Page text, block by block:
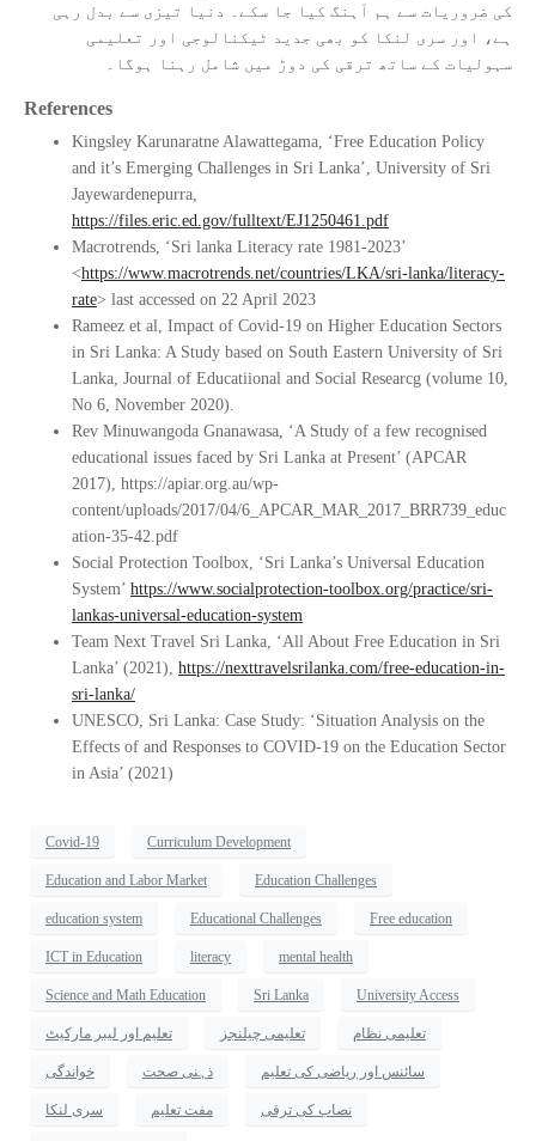
کی ضروریات سے ہم آہنگ کیا جا سکے۔ دنیا تیزی سے بدل رہی
ہے، اور سری لنکا کو بھی جدید ٹیکنالوجی اور تعلیمی
سہولیات کے ساتھ ترقی کی دوڑ میں شامل رہنا ہوگا۔
References
Kingsley Karunaratne Alawattegama, ‘Free Education Policy
and it’s Emerging Challenges in Sri Lanka’, University of Sri
Jayewardenepurra,
https://files.eric.ed.gov/fulltext/EJ1250461.pdf
Macrotrends, ‘Sri lanka Literacy rate 1981-2023’
<https://www.macrotrends.net/countries/LKA/sri-lanka/literacy-
rate> last accessed on 22 April 2023
Rameez et al, Impact of Covid-19 on Higher Education Sectors
in Sri Lanka: A Study based on South Eastern University of Sri
Lanka, Journal of Educatiional and Social Researcg (volume 10,
No 6, November 2020).
Rev Minuwangoda Gnanawasa, ‘A Study of a few recognised
educational issues faced by Sri Lanka at Present’ (APCAR
2017), https://apiar.org.au/wp-
content/uploads/2017/04/6_APCAR_MAR_2017_BRR739_educ
ation-35-42.pdf
Social Protection Toolbox, ‘Sri Lanka’s Universal Education
System’ https://www.socialprotection-toolbox.org/practice/sri-
lankas-universal-education-system
Team Next Travel Sri Lanka, ‘All About Free Education in Sri
Lanka’ (2021), https://nexttravelsrilanka.com/free-education-in-
sri-lanka/
UNESCO, Sri Lanka: Case Study: ‘Situation Analysis on the
Effects of and Responses to COVID-19 on the Education Sector
in Asia’ (2021)
Covid-19 Curriculum Development
Education and Labor Market Education Challenges
education system Educational Challenges Free education
ICT in Education literacy mental health
Science and Math Education Sri Lanka University Access
تعلیم اور لیبر مارکیٹ تعلیمی چیلنجز تعلیمی نظام
خواندگی ذہنی صحت سائنس اور ریاضی کی تعلیم
سری لنکا مفت تعلیم نصاب کی ترقی